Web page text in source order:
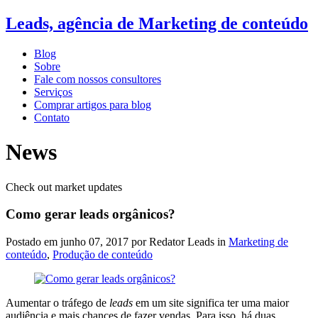
Leads, agência de Marketing de conteúdo
Blog
Sobre
Fale com nossos consultores
Serviços
Comprar artigos para blog
Contato
News
Check out market updates
Como gerar leads orgânicos?
Postado em junho 07, 2017 por Redator Leads in Marketing de
conteúdo, Produção de conteúdo
Aumentar o tráfego de leads em um site significa ter uma maior